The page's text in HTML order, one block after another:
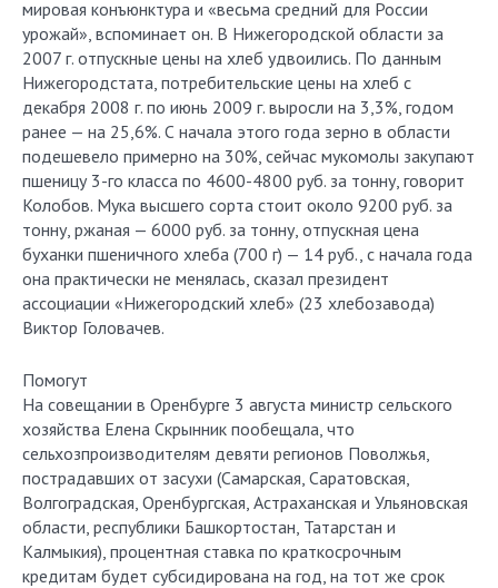
мировая конъюнктура и «весьма средний для России
урожай», вспоминает он. В Нижегородской области за
2007 г. отпускные цены на хлеб удвоились. По данным
Нижегородстата, потребительские цены на хлеб с
декабря 2008 г. по июнь 2009 г. выросли на 3,3%, годом
ранее — на 25,6%. С начала этого года зерно в области
подешевело примерно на 30%, сейчас мукомолы закупают
пшеницу 3-го класса по 4600-4800 руб. за тонну, говорит
Колобов. Мука высшего сорта стоит около 9200 руб. за
тонну, ржаная — 6000 руб. за тонну, отпускная цена
буханки пшеничного хлеба (700 г) — 14 руб., с начала года
она практически не менялась, сказал президент
ассоциации «Нижегородский хлеб» (23 хлебозавода)
Виктор Головачев.
Помогут
На совещании в Оренбурге 3 августа министр сельского
хозяйства Елена Скрынник пообещала, что
сельхозпроизводителям девяти регионов Поволжья,
пострадавших от засухи (Самарская, Саратовская,
Волгоградская, Оренбургская, Астраханская и Ульяновская
области, республики Башкортостан, Татарстан и
Калмыкия), процентная ставка по краткосрочным
кредитам будет субсидирована на год, на тот же срок